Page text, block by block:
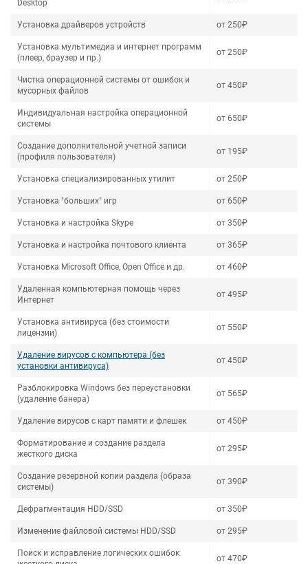
Desktop
Установка драйверов устройств от 250₽
Установка мультимедиа и интернет программ
(плеер, браузер и пр.)
от 250₽
Чистка операционной системы от ошибок и
мусорных файлов
от 450₽
Индивидуальная настройка операционной
системы
от 650₽
Создание дополнительной учетной записи
(профиля пользователя)
от 195₽
Установка специализированных утилит от 250₽
Установка "больших" игр от 650₽
Установка и настройка Skype от 350₽
Установка и настройка почтового клиента от 365₽
Установка Microsoft Office, Open Office и др. от 460₽
Удаленная компьютерная помощь через
Интернет
от 495₽
Установка антивируса (без стоимости
лицензии)
от 550₽
Удаление вирусов с компьютера (без
установки антивируса)
от 450₽
Разблокировка Windows без переустановки
(удаление банера)
от 565₽
Удаление вирусов с карт памяти и флешек от 450₽
Форматирование и создание раздела
жесткого диска
от 295₽
Создание резервной копии раздела (образа
системы)
от 390₽
Дефрагментация HDD/SSD от 350₽
Изменение файловой системы HDD/SSD от 295₽
Поиск и исправление логических ошибок
от 470₽